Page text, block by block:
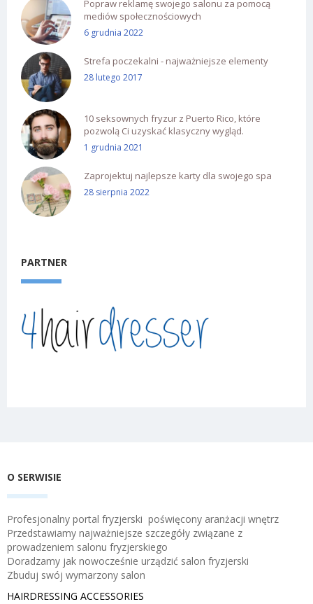
Popraw reklamę swojego salonu za pomocą
mediów społecznościowych
6 grudnia 2022
Strefa poczekalni - najważniejsze elementy
28 lutego 2017
10 seksownych fryzur z Puerto Rico, które
pozwolą Ci uzyskać klasyczny wygląd.
1 grudnia 2021
Zaprojektuj najlepsze karty dla swojego spa
28 sierpnia 2022
PARTNER
O SERWISIE
Profesjonalny portal fryzjerski poświęcony aranżacji wnętrz
Przedstawiamy najważniejsze szczegóły związane z
prowadzeniem salonu fryzjerskiego
Doradzamy jak nowocześnie urządzić salon fryzjerski
Zbuduj swój wymarzony salon
HAIRDRESSING ACCESSORIES